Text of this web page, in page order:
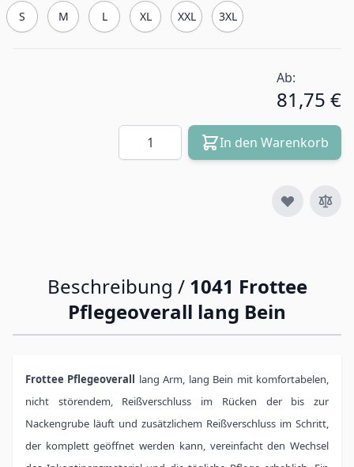
S M L XL XXL 3XL
Ab:
81,75 €
Menge In den Warenkorb
Beschreibung / 1041 Frottee
Pflegeoverall lang Bein
Frottee Pflegeoverall lang Arm, lang Bein mit komfortabelen,
nicht störendem, Reißverschluss im Rücken der bis zur
Nackengrube läuft und zusätzlichem Reißverschluss im Schritt,
der komplett geöffnet werden kann, vereinfacht den Wechsel